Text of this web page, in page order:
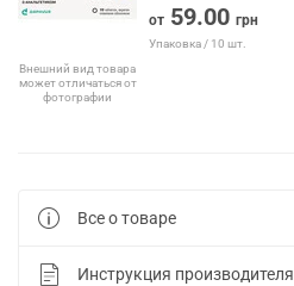
Внешний вид товара
может отличаться от
фотографии
от 59.00 грн
Упаковка / 10 шт.
Все о товаре
Инструкция производителя